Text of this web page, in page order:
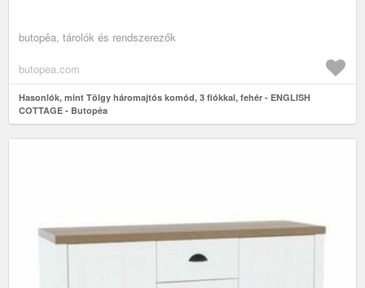
butopêa, tárolók és rendszerezők
butopea.com
Hasonlók, mint Tölgy háromajtós komód, 3 fiókkal, fehér - ENGLISH
COTTAGE - Butopêa